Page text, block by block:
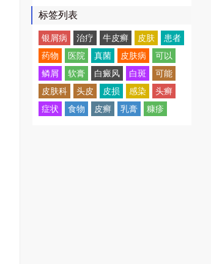
标签列表
银屑病 治疗 牛皮癣 皮肤
患者
药物
医院 真菌 皮肤病
可以
鳞屑
软膏 白癜风 白斑
可能
皮肤科
头皮 皮损 感染
头癣
症状
食物 皮癣 乳膏 糠疹